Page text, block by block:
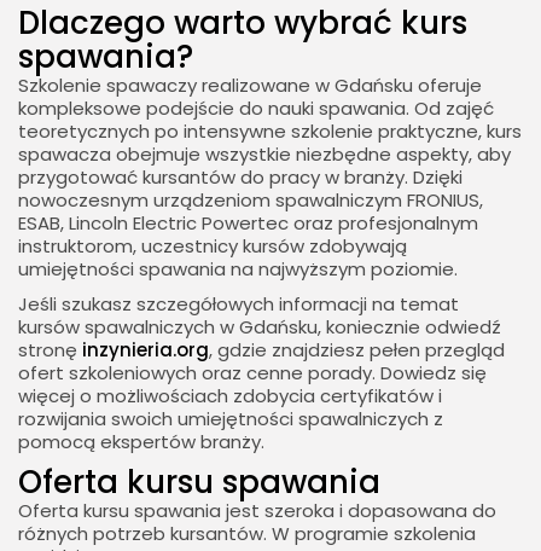
Dlaczego warto wybrać kurs
spawania?
Szkolenie spawaczy realizowane w Gdańsku oferuje
kompleksowe podejście do nauki spawania. Od zajęć
teoretycznych po intensywne szkolenie praktyczne, kurs
spawacza obejmuje wszystkie niezbędne aspekty, aby
przygotować kursantów do pracy w branży. Dzięki
nowoczesnym urządzeniom spawalniczym FRONIUS,
ESAB, Lincoln Electric Powertec oraz profesjonalnym
instruktorom, uczestnicy kursów zdobywają
umiejętności spawania na najwyższym poziomie.
Jeśli szukasz szczegółowych informacji na temat
kursów spawalniczych w Gdańsku, koniecznie odwiedź
stronę inzynieria.org, gdzie znajdziesz pełen przegląd
ofert szkoleniowych oraz cenne porady. Dowiedz się
więcej o możliwościach zdobycia certyfikatów i
rozwijania swoich umiejętności spawalniczych z
pomocą ekspertów branży.
Oferta kursu spawania
Oferta kursu spawania jest szeroka i dopasowana do
różnych potrzeb kursantów. W programie szkolenia